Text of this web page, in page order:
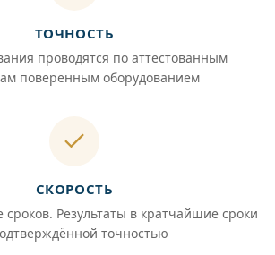
ТОЧНОСТЬ
проводятся по аттестованным
поверенным оборудованием
СКОРОСТЬ
сроков. Результаты в кратчайшие сроки
точностью